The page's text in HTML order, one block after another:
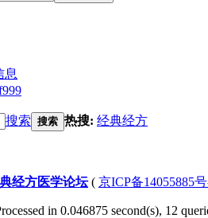
息
搜索 搜索 热搜: 经典经方
经方医学论坛( 京ICP备14055885
in 0.046875 second(s), 12